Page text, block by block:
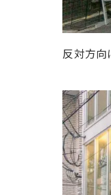
反対方向